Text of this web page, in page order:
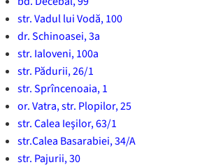
str. Vadul lui Vodă, 100
dr. Schinoasei, 3a
str. Ialoveni, 100a
str. Pădurii, 26/1
str. Sprîncenoaia, 1
or. Vatra, str. Plopilor, 25
str. Calea Ieşilor, 63/1
str.Calea Basarabiei, 34/A
str. Pajurii, 30